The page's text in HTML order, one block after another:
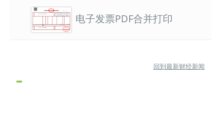
电子发票PDF合并打印
回到最新财经新闻